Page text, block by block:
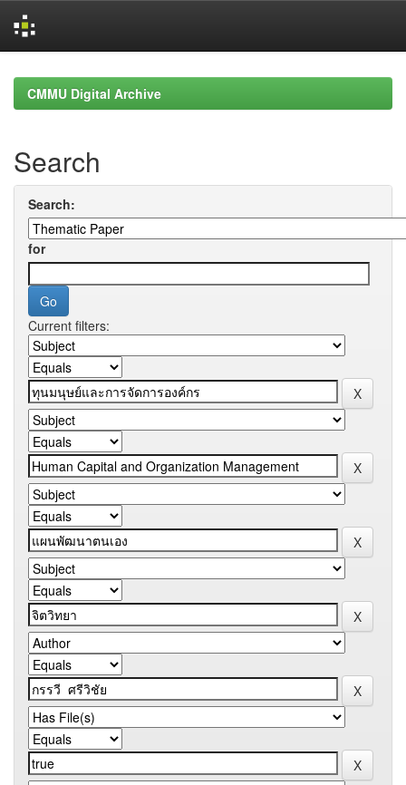
navigationCMMU Digital Archive
Search
Search:
for
Current filters: